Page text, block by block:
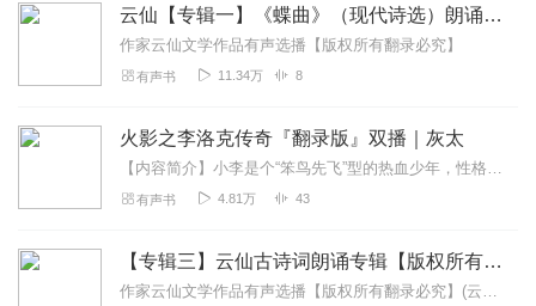
云仙【专辑一】《蝶曲》（现代诗选）朗诵 【版权所有 翻录必究】
作家云仙文学作品有声选播【版权所有翻录必究】
有声书 11.34万 8
火影之李洛克传奇『翻录版』双播｜灰太
【内容简介】小李是个“笨鸟先飞”型的热血少年，性格单纯而又热血，转世重生的他一心想成为一名优秀的忍者，并一直为此努力奋斗。他不会忍术和幻术，也没有与生俱来的特殊...
有声书 4.81万 43
【专辑三】云仙古诗词朗诵专辑【版权所有 翻录必究】
作家云仙文学作品有声选播【版权所有翻录必究】(云仙原名张梅)